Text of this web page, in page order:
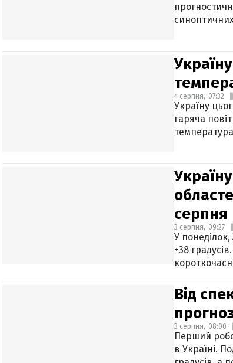
4 серпня, 07:32
Україну
гаряча
серпня
3 серпня, 09:27
У
+38
Від
3 серпня, 08:00
Перший
в Україні.